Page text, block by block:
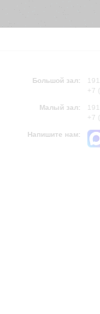
Большой зал:
+7
Малый зал:
+7
Напишите нам: